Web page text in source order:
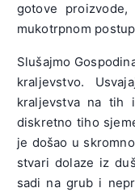
gotove
mukotrpnom
Slušajmo
kraljevstvo.
kraljevstva na tih
diskretno tiho
je došao u
stvari dolaze iz
sadi na grub i